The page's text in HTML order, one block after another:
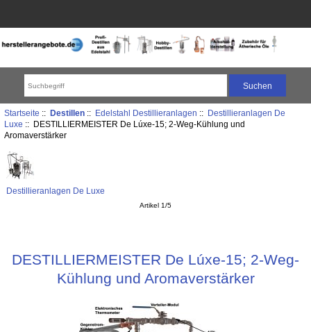
Startseite :: Destillen:: Edelstahl Destillieranlagen :: Destillieranlagen De
Luxe :: DESTILLIERMEISTER De Lúxe-15; 2-Weg-Kühlung und
Aromaverstärker
Destillieranlagen De Luxe
Artikel 1/5
DESTILLIERMEISTER De Lúxe-15; 2-Weg-
Kühlung und Aromaverstärker